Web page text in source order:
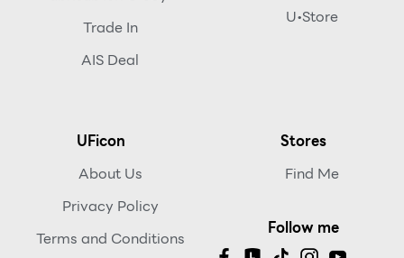
Trade In
AIS Deal
U•Store
UFicon
About Us
Privacy Policy
Terms and Conditions
Stores
Find Me
Follow me